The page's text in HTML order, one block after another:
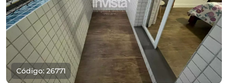
Código: 26771